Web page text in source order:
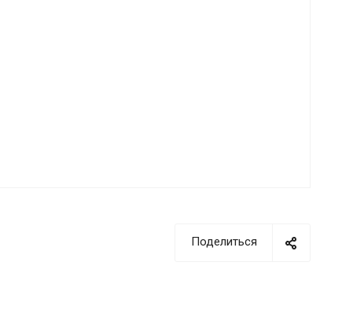
Поделиться